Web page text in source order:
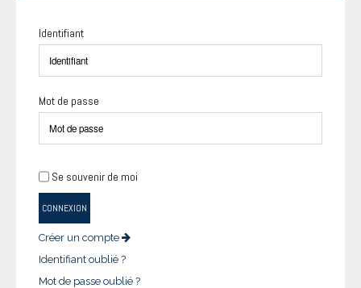
Identifiant
Mot de passe
Se souvenir de moi
CONNEXION
Créer un compte
Identifiant oublié ?
Mot de passe oublié ?